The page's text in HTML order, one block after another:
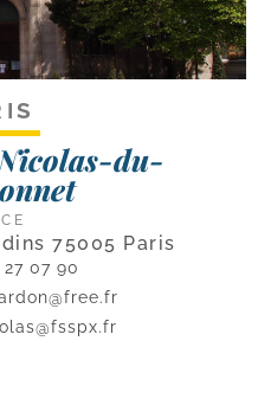
du-
75005 Paris
27 07 90